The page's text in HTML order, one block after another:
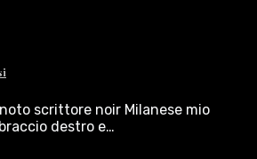
scrittore noir Milanese mio
destro e…